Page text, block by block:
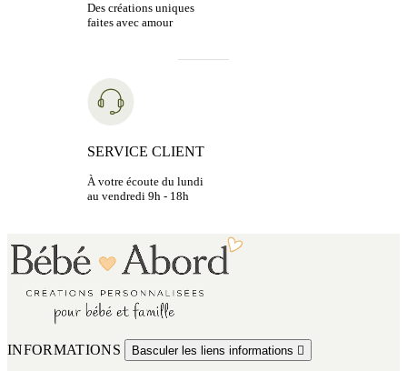
Des créations uniques
faites avec amour
SERVICE CLIENT
À votre écoute du lundi
au vendredi 9h - 18h
INFORMATIONS Basculer les liens informations 